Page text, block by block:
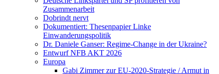
Zusammenarbeit
Dobrindt nervt
Dokumentiert: Thesenpapier Linke
Einwanderungspolitik
Dr. Daniele Ganser: Regime-Change in der Ukraine?
Entwurf NFB AKT 2026
Europa
Gabi Zimmer zur EU-2020-Strategie / Armut in